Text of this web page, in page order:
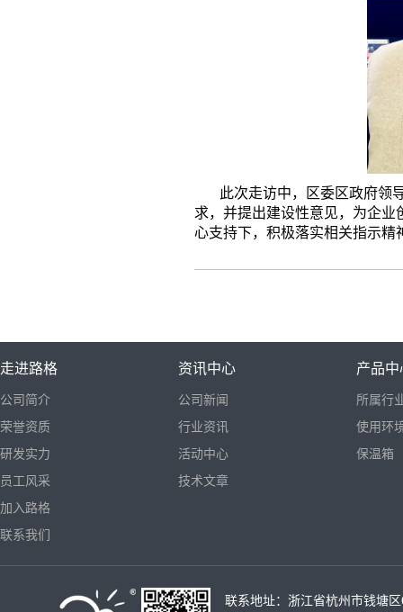
此次走访中，区委区政府领
求，并提出建设性意见，为企业
心支持下，积极落实相关指示
走进路格
公司简介
荣誉资质
研发实力
员工风采
加入路格
联系我们
资讯中心
公司新闻
行业资讯
活动中心
技术文章
产品
所属行
使用环
保温箱
联系地址：浙江省杭州市钱塘